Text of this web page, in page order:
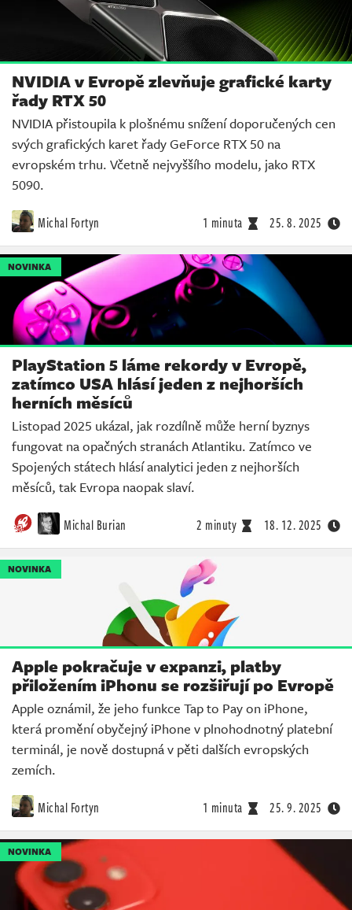
NVIDIA v Evropě zlevňuje grafické karty
řady RTX 50
NVIDIA přistoupila k plošnému snížení doporučených cen
svých grafických karet řady GeForce RTX 50 na
evropském trhu. Včetně nejvyššího modelu, jako RTX
5090.
Michal Fortyn 1 minuta 25. 8. 2025
NOVINKA
PlayStation 5 láme rekordy v Evropě,
zatímco USA hlásí jeden z nejhorších
herních měsíců
Listopad 2025 ukázal, jak rozdílně může herní byznys
fungovat na opačných stranách Atlantiku. Zatímco ve
Spojených státech hlásí analytici jeden z nejhorších
měsíců, tak Evropa naopak slaví.
Michal Burian 2 minuty 18. 12. 2025
NOVINKA
Apple pokračuje v expanzi, platby
přiložením iPhonu se rozšiřují po Evropě
Apple oznámil, že jeho funkce Tap to Pay on iPhone,
která promění obyčejný iPhone v plnohodnotný platební
terminál, je nově dostupná v pěti dalších evropských
zemích.
Michal Fortyn 1 minuta 25. 9. 2025
NOVINKA